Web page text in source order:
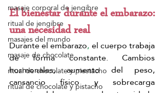
masaje corporal de jengibre
ritual de jengibre
masajes del mundo
masaje de chocolate
ritual de chocolate y piestacho
ritual de chocolate y pistacho
El bienestar durante el embarazo:
una necesidad real
Durante el embarazo, el cuerpo trabaja
de forma constante. Cambios
hormonales, aumento del peso,
cansancio físico y sobrecarga